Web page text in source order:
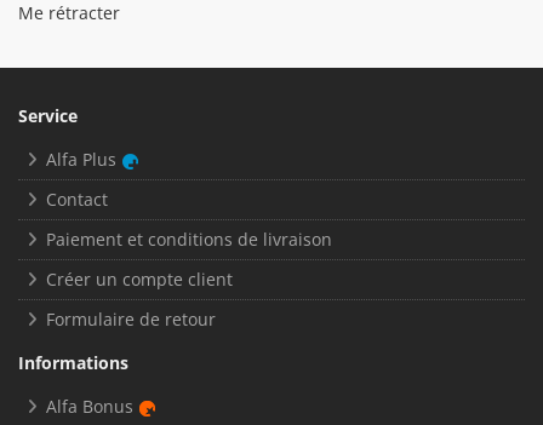
Me rétracter
Service
Alfa Plus
Contact
Paiement et conditions de livraison
Créer un compte client
Formulaire de retour
Informations
Alfa Bonus